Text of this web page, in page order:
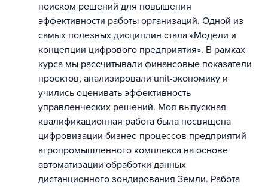
поиском решений для повышения
эффективности работы организаций. Одной из
самых полезных дисциплин стала «Модели и
концепции цифрового предприятия». В рамках
курса мы рассчитывали финансовые показатели
проектов, анализировали unit-экономику и
учились оценивать эффективность
управленческих решений. Моя выпускная
квалификационная работа была посвящена
цифровизации бизнес-процессов предприятий
агропромышленного комплекса на основе
автоматизации обработки данных
дистанционного зондирования Земли. Работа